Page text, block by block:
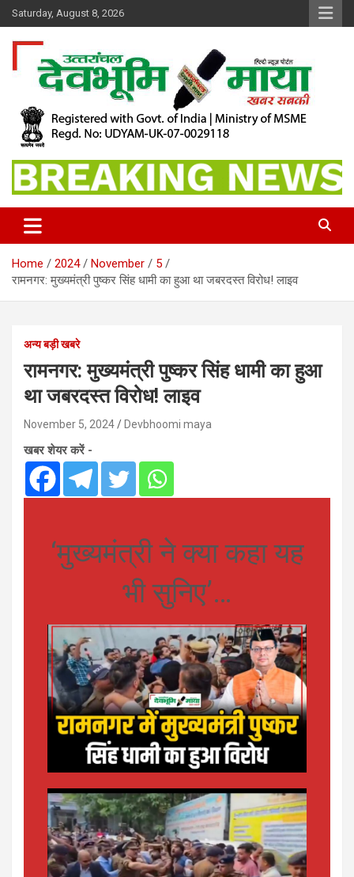
Skip
to
content
Saturday, August 8, 2026
Dev Bhoomi Maya
Home 2024 November
5
रामनगर: मुख्यमंत्री पुष्कर सिंह धामी का हुआ था जबरदस्त विरोध! लाइव
अन्य बड़ी खबरे
रामनगर: मुख्यमंत्री पुष्कर सिंह धामी का हुआ
था जबरदस्त विरोध! लाइव
November 5, 2024 Devbhoomi maya
खबर शेयर करें -
‘मुख्यमंत्री ने क्या कहा यह
भी सुनिए’…